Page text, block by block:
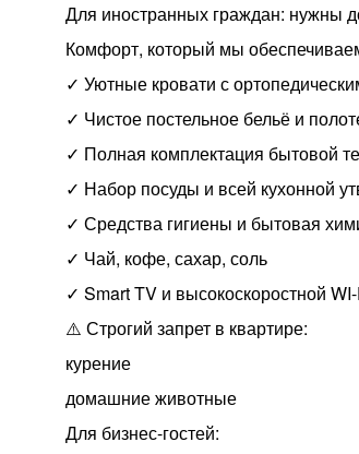
Для иностранных граждан: нужны
Комфорт, который мы
✓ Уютные кровати с
✓ Чистое постельное бельё и
✓ Полная комплектация бытовой
✓ Набор посуды и всей кухонной
✓ Средства гигиены и бытовая
✓ Чай, кофе, сахар, соль
✓ Smart TV и высокоскоростной
⚠️ Строгий запрет в квартире:
курение
домашние животные
Для бизнес-гостей: